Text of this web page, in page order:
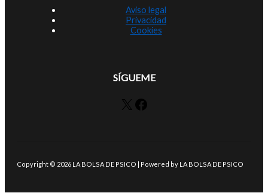
Aviso legal
Privacidad
Cookies
SÍGUEME
X Facebook
Copyright © 2026 LA BOLSA DE PSICO | Powered by LA BOLSA DE PSICO